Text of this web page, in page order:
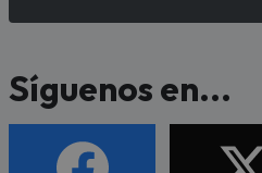
Síguenos en...